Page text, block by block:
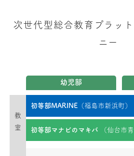
次世代型総合教育プラッ
ニー
教
室
幼児部
初等部MARINE （福島市新浜町）
初等部マナビのマキバ （仙台市